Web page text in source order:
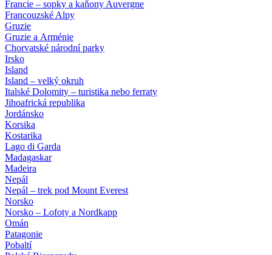
Francie – sopky a kaňony Auvergne
Francouzské Alpy
Gruzie
Gruzie a Arménie
Chorvatské národní parky
Irsko
Island
Island – velký okruh
Italské Dolomity – turistika nebo ferraty
Jihoafrická republika
Jordánsko
Korsika
Kostarika
Lago di Garda
Madagaskar
Madeira
Nepál
Nepál – trek pod Mount Everest
Norsko
Norsko – Lofoty a Nordkapp
Omán
Patagonie
Pobaltí